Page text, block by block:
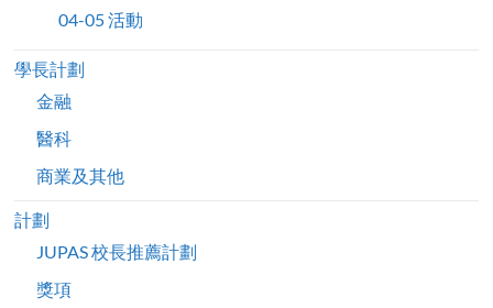
04-05 活動
學長計劃
金融
醫科
商業及其他
計劃
JUPAS 校長推薦計劃
獎項